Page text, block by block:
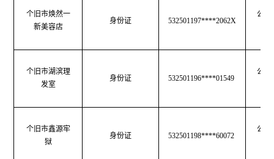
个旧市焕然一
新美容店
身份证 532501197****2062X
公共
个旧市湖滨理
发室
身份证 532501196****01549
公共
个旧市鑫源牢
狱
身份证 532501198****60072
公共